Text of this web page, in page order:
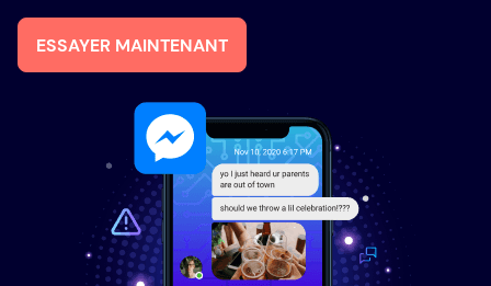
Blog
ESSAYER MAINTENANT